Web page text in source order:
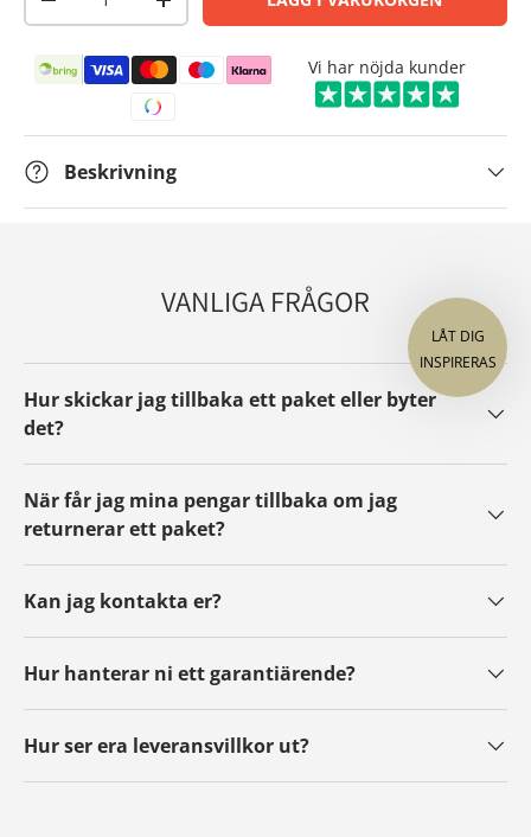
-
+
Betalningsmetoder Vi har nöjda kunder
Beskrivning
VANLIGA FRÅGOR
Hur skickar jag tillbaka ett paket eller byter
det?
När får jag mina pengar tillbaka om jag
returnerar ett paket?
Kan jag kontakta er?
Hur hanterar ni ett garantiärende?
Hur ser era leveransvillkor ut?
LÅT